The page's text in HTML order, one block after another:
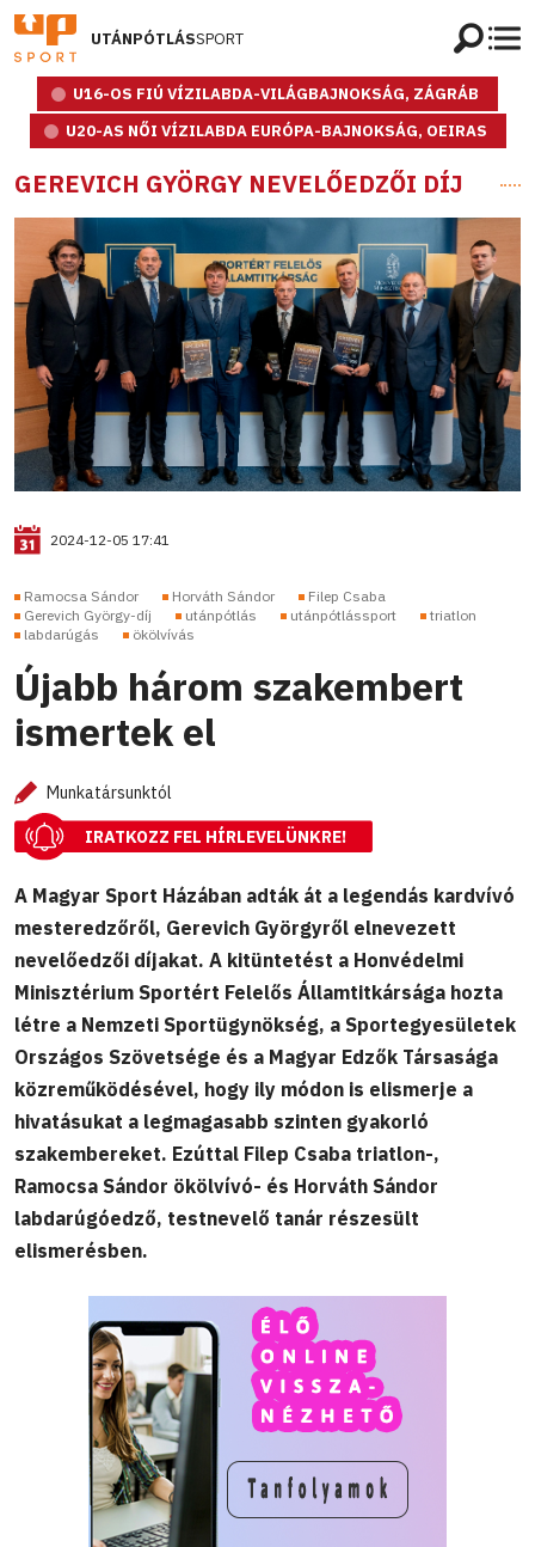
UTÁNPÓTLÁSSPORT
U16-OS FIÚ VÍZILABDA-VILÁGBAJNOKSÁG, ZÁGRÁB
U20-AS NŐI VÍZILABDA EURÓPA-BAJNOKSÁG, OEIRAS
GEREVICH GYÖRGY NEVELŐEDZŐI DÍJ
2024-12-05 17:41
Ramocsa Sándor Horváth Sándor
Filep Csaba
Gerevich György-díj
utánpótlás utánpótlássport
triatlon
labdarúgás
ökölvívás
Újabb három szakembert
ismertek el
Munkatársunktól
IRATKOZZ FEL HÍRLEVELÜNKRE!
A Magyar Sport Házában adták át a legendás kardvívó
mesteredzőről, Gerevich Györgyről elnevezett
nevelőedzői díjakat. A kitüntetést a Honvédelmi
Minisztérium Sportért Felelős Államtitkársága hozta
létre a Nemzeti Sportügynökség, a Sportegyesületek
Országos Szövetsége és a Magyar Edzők Társasága
közreműködésével, hogy ily módon is elismerje a
hivatásukat a legmagasabb szinten gyakorló
szakembereket. Ezúttal Filep Csaba triatlon-,
Ramocsa Sándor ökölvívó- és Horváth Sándor
labdarúgóedző, testnevelő tanár részesült
elismerésben.